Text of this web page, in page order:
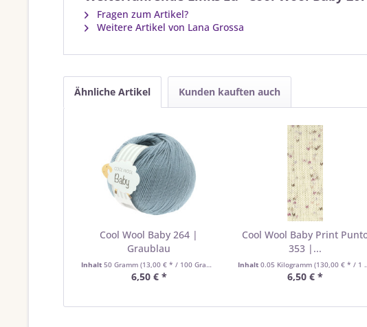
Fragen zum Artikel?
Weitere Artikel von Lana Grossa
Ähnliche Artikel Kunden kauften auch
Cool Wool Baby 264 |
Graublau
Inhalt 50 Gramm (13,00 € * / 100 Gramm)
6,50 € *
Cool Wool Baby Print
353 |...
Inhalt 0.05 Kilogramm (130,00 € * / 1 Kilogramm)
6,50 € *